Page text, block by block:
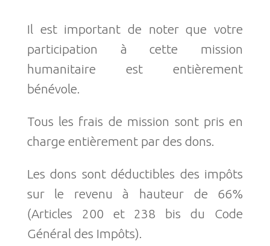
Il est important de noter que votre
participation à cette mission
humanitaire est entièrement
bénévole.
Tous les frais de mission sont pris en
charge entièrement par des dons.
Les dons sont déductibles des impôts
sur le revenu à hauteur de 66%
(Articles 200 et 238 bis du Code
Général des Impôts).